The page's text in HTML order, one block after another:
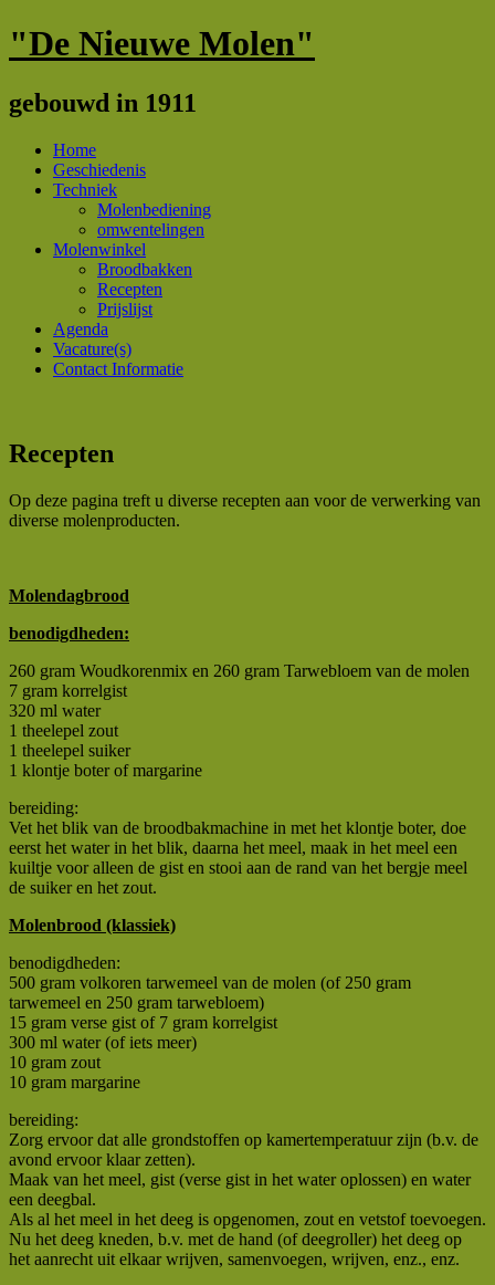
"De Nieuwe Molen"
gebouwd in 1911
Menu
Spring
naar
inhoud
Home
Geschiedenis
Techniek
Molenbediening
omwentelingen
Molenwinkel
Broodbakken
Recepten
Prijslijst
Agenda
Vacature(s)
Contact Informatie
Recepten
Op deze pagina treft u diverse recepten aan voor de verwerking van
diverse molenproducten.
Molendagbrood
benodigdheden:
260 gram Woudkorenmix en 260 gram Tarwebloem van de molen
7 gram korrelgist
320 ml water
1 theelepel zout
1 theelepel suiker
1 klontje boter of margarine
bereiding:
Vet het blik van de broodbakmachine in met het klontje boter, doe
eerst het water in het blik, daarna het meel, maak in het meel een
kuiltje voor alleen de gist en stooi aan de rand van het bergje meel
de suiker en het zout.
Molenbrood (klassiek)
benodigdheden:
500 gram volkoren tarwemeel van de molen (of 250 gram
tarwemeel en 250 gram tarwebloem)
15 gram verse gist of 7 gram korrelgist
300 ml water (of iets meer)
10 gram zout
10 gram margarine
bereiding:
Zorg ervoor dat alle grondstoffen op kamertemperatuur zijn (b.v. de
avond ervoor klaar zetten).
Maak van het meel, gist (verse gist in het water oplossen) en water
een deegbal.
Als al het meel in het deeg is opgenomen, zout en vetstof toevoegen.
Nu het deeg kneden, b.v. met de hand (of deegroller) het deeg op
het aanrecht uit elkaar wrijven, samenvoegen, wrijven, enz., enz.